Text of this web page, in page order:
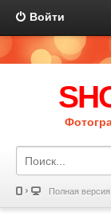
Войти
Полная